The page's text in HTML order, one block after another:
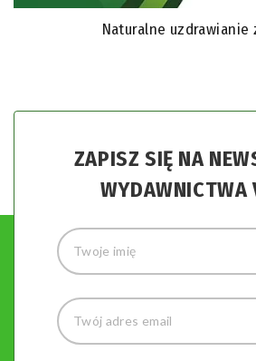
Naturalne uzdrawianie
ZAPISZ SIĘ NA
WYDAWNICTWA